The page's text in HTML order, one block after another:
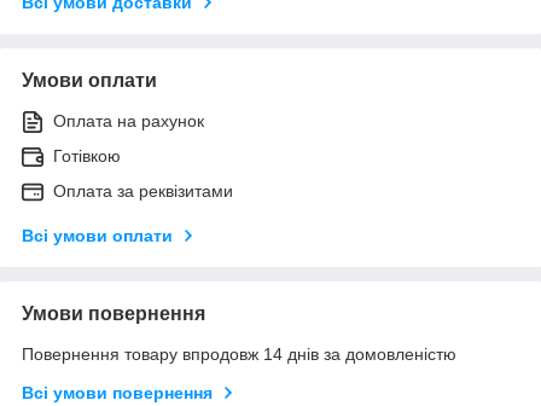
Умови оплати
Оплата на рахунок
Готівкою
Оплата за реквізитами
Всі умови оплати
Умови повернення
Повернення товару впродовж 14 днів за домовленістю
Всі умови повернення